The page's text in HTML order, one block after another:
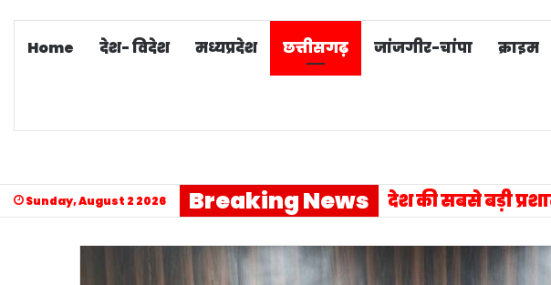
Home देश- विदेश मध्यप्रदेश छत्तीसगढ़ जांजगीर-चांपा क्राइम
Sunday, August 2 2026 Breaking News